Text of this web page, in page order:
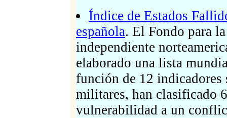
Índice de Estados
española. El Fondo para
independiente
elaborado una lista
función de 12
militares, han clasificado
vulnerabilidad a un